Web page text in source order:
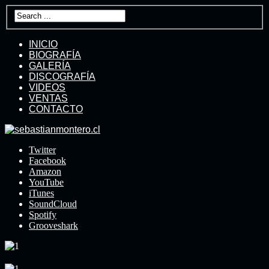
INICIO
BIOGRAFÍA
GALERÍA
DISCOGRAFÍA
VIDEOS
VENTAS
CONTACTO
Twitter
Facebook
Amazon
YouTube
iTunes
SoundCloud
Spotify
Grooveshark